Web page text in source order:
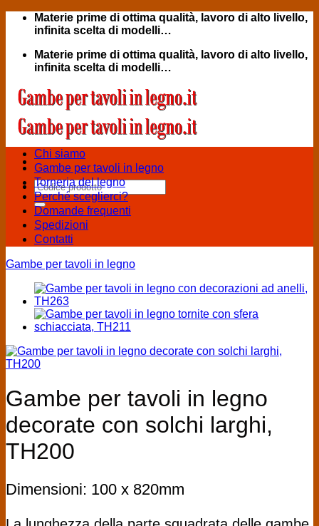
Salta
Materie prime di ottima qualità, lavoro di alto livello,
infinita scelta di modelli…
Materie prime di ottima qualità, lavoro di alto livello,
infinita scelta di modelli…
Cerca:
Chi siamo
Gambe per tavoli in legno
Torneria del legno
Perché sceglierci?
Domande frequenti
Spedizioni
Contatti
Gambe per tavoli in legno
Gambe per tavoli in legno
decorate con solchi larghi,
TH200
Dimensioni: 100 x 820mm